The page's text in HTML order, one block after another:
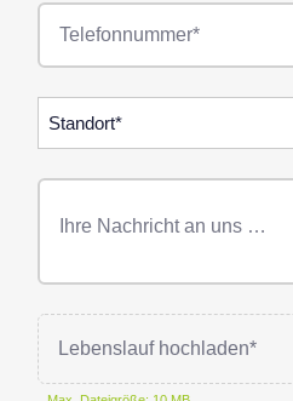
Telefonnummer
Freitext
Nachricht
Lebenslauf hochladen*